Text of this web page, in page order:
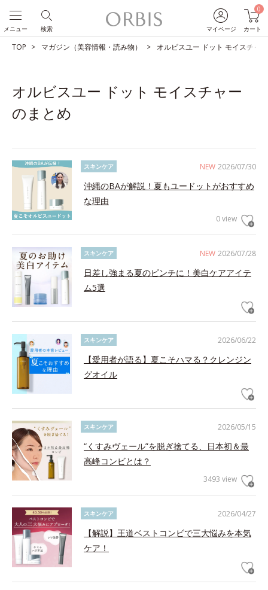
マイページ
0
カート
検索
メニュー
TOP マガジン（美容情報・読み物） オルビスユー ドット モイスチャ
オルビスユー ドット モイスチャー
のまとめ
NEW 2026/07/30
スキンケア
沖縄のBAが解説！夏もユードットがおすすめ
な理由
0 view
NEW 2026/07/28
スキンケア
日差し強まる夏のピンチに！美白ケアアイテ
ム5選
2026/06/22
スキンケア
【愛用者が語る】夏こそハマる？クレンジン
グオイル
2026/05/15
スキンケア
“くすみヴェール”を脱ぎ捨てる、日本初＆最
高峰コンビとは？
3493 view
2026/04/27
スキンケア
【解説】王道ベストコンビで三大悩みを本気
ケア！